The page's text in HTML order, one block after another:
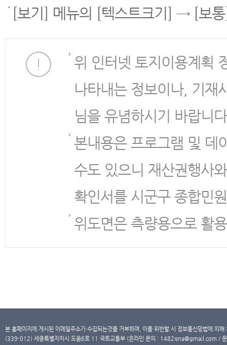
[보기] 메뉴의 [텍스트크기] → [보
위 인터넷 토지이용계획
나타내는 정보이나, 기재
님을 유념하시기 바랍니
본내용은 프로그램 및 데
수도 있으니 재산권행사
확인서를 시군구 종합민
위도면은 측량용으로 활
본 홈페이지에 게시된 이메일주소가 수집되는것을 거부하며, 이를 위반할 시 정보통신망법에 의
(339-012) 세종특별자치시 도움6로 11 국토교통부 (온라인 문의 : 1482qna@gmail.com /